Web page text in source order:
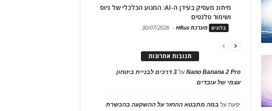
מיתוג מעסיק בעידן ה-AI: המנוע הכלכלי של גיוס
ושימור טלנטים
בלוגים מערכת HRus -
30/07/2026
תגובות אחרונות
Nano Banana 2 Proעל
3 דרכים לבניית ביטחון
עצמי של עובדים
יפעתעל במה מתבטא ההחזר על ההשקעה בהכשרת